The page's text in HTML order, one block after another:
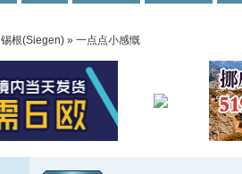
锡根(Siegen) » 一点点小感慨